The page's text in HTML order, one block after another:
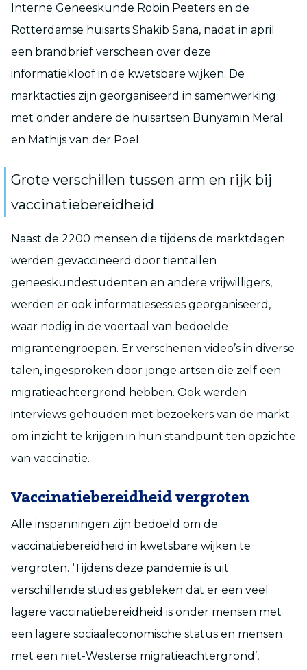
Interne Geneeskunde Robin Peeters en de
Rotterdamse huisarts Shakib Sana, nadat in april
een brandbrief verscheen over deze
informatiekloof in de kwetsbare wijken. De
marktacties zijn georganiseerd in samenwerking
met onder andere de huisartsen Bünyamin Meral
en Mathijs van der Poel.
Grote verschillen tussen arm en rijk bij
vaccinatiebereidheid
Naast de 2200 mensen die tijdens de marktdagen
werden gevaccineerd door tientallen
geneeskundestudenten en andere vrijwilligers,
werden er ook informatiesessies georganiseerd,
waar nodig in de voertaal van bedoelde
migrantengroepen. Er verschenen video’s in diverse
talen, ingesproken door jonge artsen die zelf een
migratieachtergrond hebben. Ook werden
interviews gehouden met bezoekers van de markt
om inzicht te krijgen in hun standpunt ten opzichte
van vaccinatie.
Vaccinatiebereidheid vergroten
Alle inspanningen zijn bedoeld om de
vaccinatiebereidheid in kwetsbare wijken te
vergroten. ‘Tijdens deze pandemie is uit
verschillende studies gebleken dat er een veel
lagere vaccinatiebereidheid is onder mensen met
een lagere sociaaleconomische status en mensen
met een niet-Westerse migratieachtergrond’,